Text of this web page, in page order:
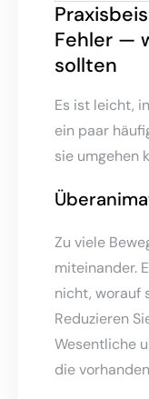
Fehler —
sollten
Es ist leicht,
ein paar
sie umgehen
Zu viele
miteinander.
nicht, worauf
Reduzieren
Wesentliche
die